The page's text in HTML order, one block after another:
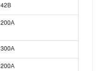
42В
200А
300А
200А